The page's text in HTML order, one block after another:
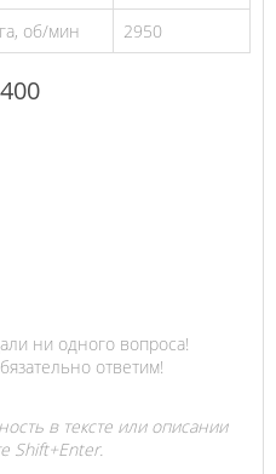
об/мин
2950
ни одного вопроса!
ответим!
в тексте или описании
Shift+Enter.